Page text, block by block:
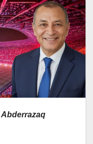
Abderrazaq